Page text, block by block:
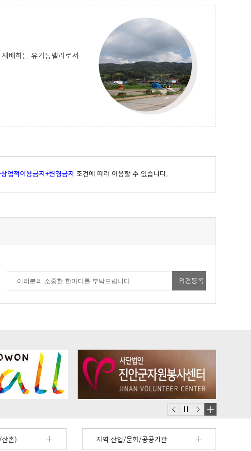
배하는 유기농밸리로서
업적이용금지+변경금지 조건에 따라 이용할 수 있습니다.
너
산촌) 지역 산업/문화/공공기관